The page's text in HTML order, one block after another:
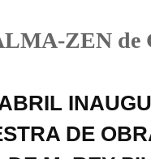
ZEN de
DE